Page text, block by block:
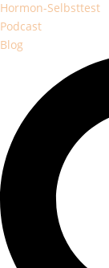
Hormon-Selbsttest
Podcast
Blog